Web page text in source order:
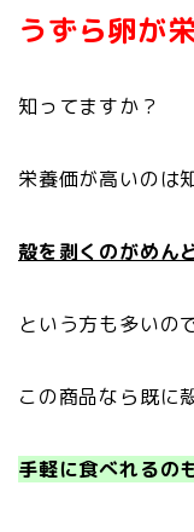
うずら卵が
知ってますか？
栄養価が高いのは
殻を剥くのがめん
という方も多いの
この商品なら既に
手軽に食べれるの